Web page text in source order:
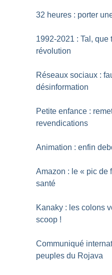
32 heures : porter
1992-2021 : Tal, que
révolution
Réseaux sociaux :
désinformation
Petite enfance :
revendications
Animation : enfin
Amazon : le « pic de
santé
Kanaky : les colons
scoop !
Communiqué
peuples du Rojava